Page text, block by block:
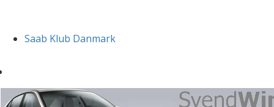
Saab Klub Danmark